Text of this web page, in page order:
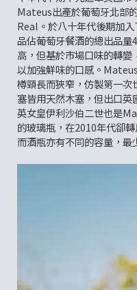
Mateus出產於葡萄牙北部
Real。於八十年代後期加
品佔葡萄牙餐酒的總出品
高，但基於市場口味的轉
以加強鮮味的口感。
樽頸長而狹窄，仿製第一
塞皆用天然木塞，但出口
英女皇伊利沙伯二世也是
的玻璃瓶，在2010年代卻
而酒瓶亦有不同的容量，